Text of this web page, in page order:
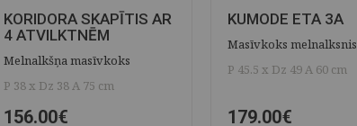
KORIDORA SKAPĪTIS AR
4 ATVILKTNĒM
Melnalkšņa masīvkoks
P 38 x Dz 38 A 75 cm
156.00€
KUMODE ETA 3A
Masīvkoks melnalksnis
P 45.5 x Dz 49 A 60 cm
179.00€